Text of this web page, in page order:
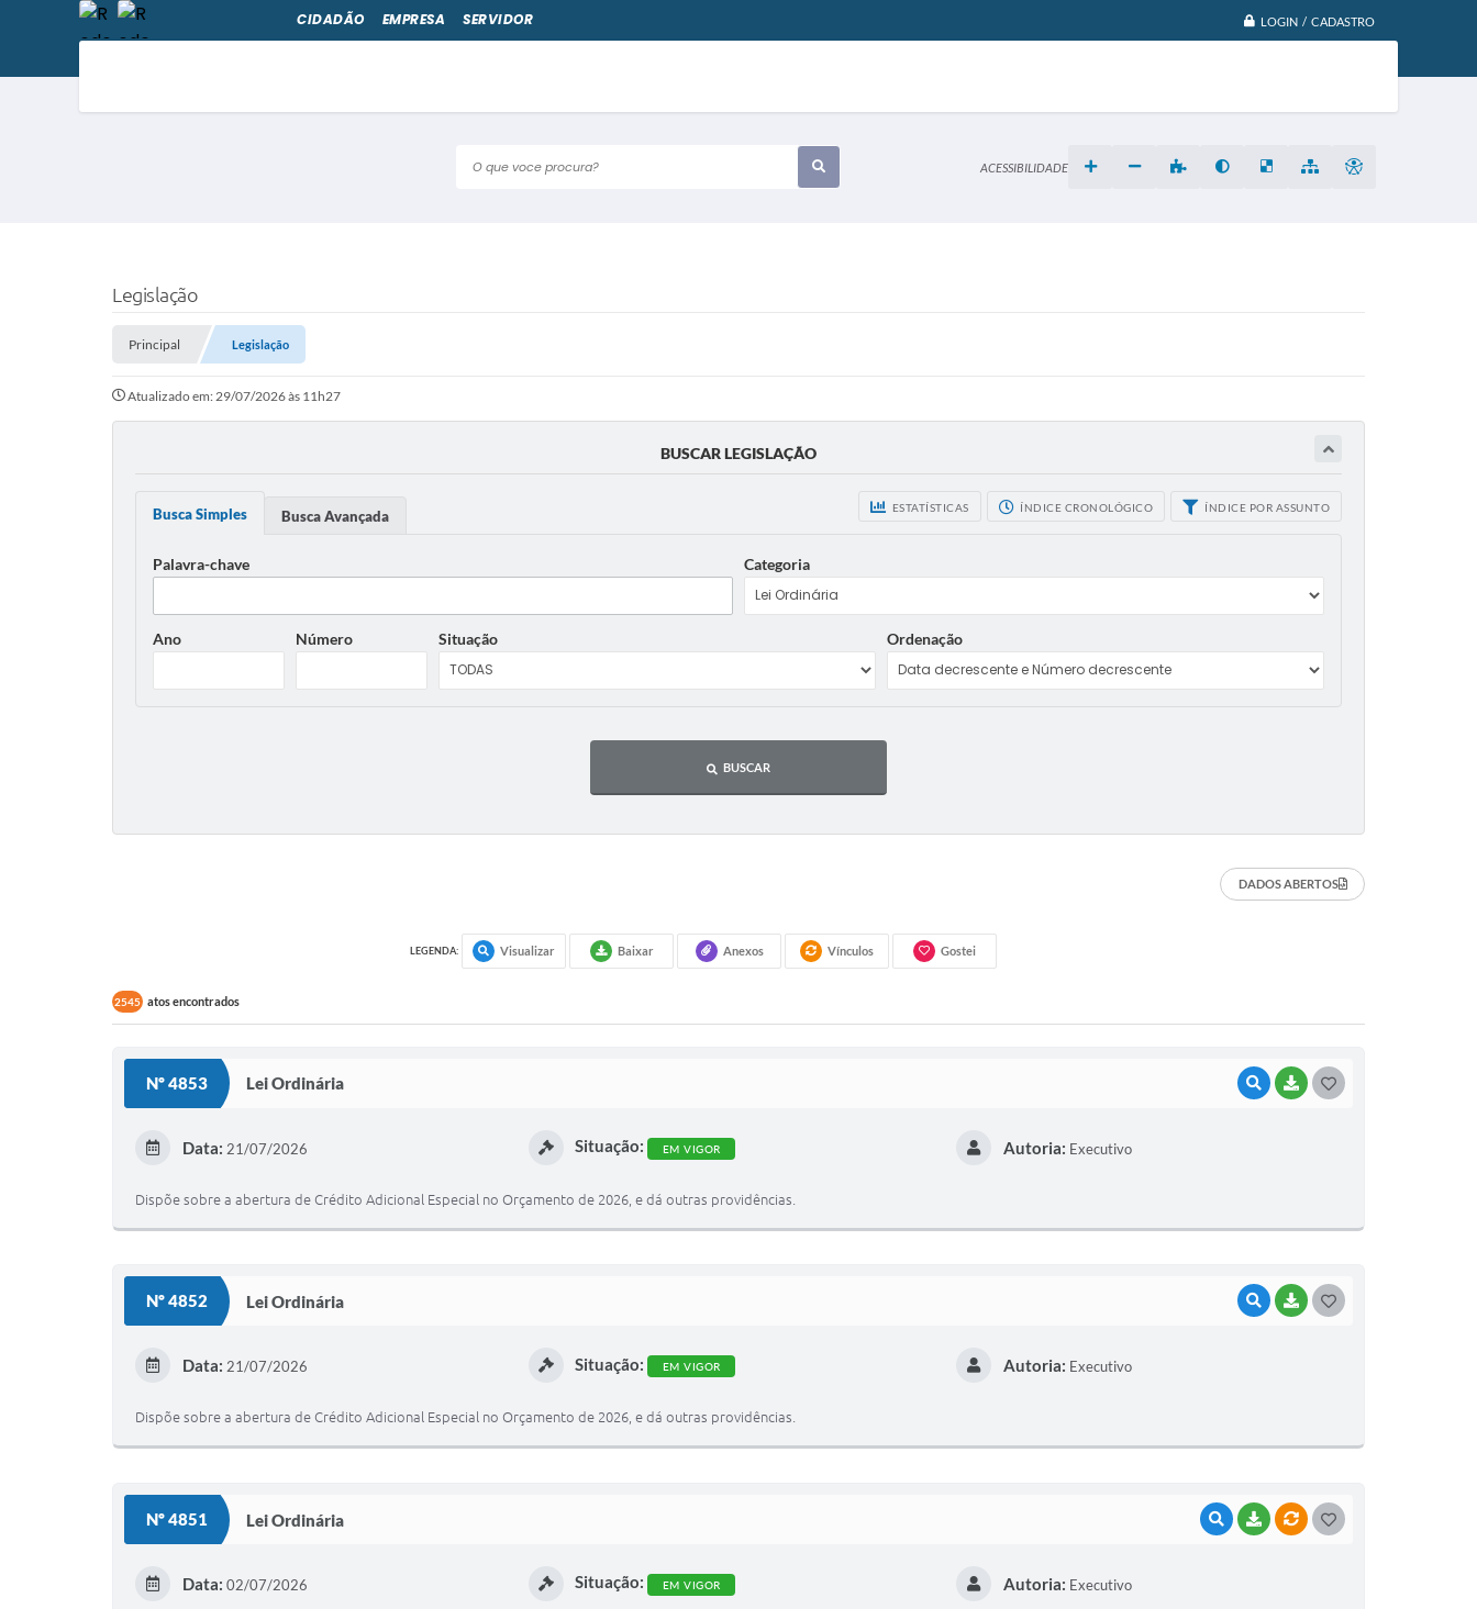
LOGIN / CADASTRO
O que voce procura?
CIDADÃO EMPRESA SERVIDOR
ACESSIBILIDADE
Legislação
Principal Legislação
Atualizado em: 29/07/2026 às 11h27
BUSCAR LEGISLAÇÃO
ESTATÍSTICAS ÍNDICE CRONOLÓGICO ÍNDICE POR ASSUNTO
Busca Simples Busca Avançada
Palavra-chave Categoria
Ano Número Situação Ordenação
BUSCAR
DADOS ABERTOS
LEGENDA: Visualizar Baixar Anexos Vínculos Gostei
2545 atos encontrados
Nº 4853 Lei Ordinária VISUALIZAR
BAIXAR
Data: 21/07/2026 Situação: EM VIGOR Autoria: Executivo
Dispõe sobre a abertura de Crédito Adicional Especial no Orçamento de 2026, e dá outras providências.
Nº 4852 Lei Ordinária VISUALIZAR
BAIXAR
Data: 21/07/2026 Situação: EM VIGOR Autoria: Executivo
Dispõe sobre a abertura de Crédito Adicional Especial no Orçamento de 2026, e dá outras providências.
Nº 4851 Lei Ordinária VISUALIZAR
BAIXARVÍNCULOS
Data: 02/07/2026 Situação: EM VIGOR Autoria: Executivo